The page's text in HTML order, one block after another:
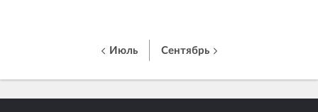
Июль Сентябрь